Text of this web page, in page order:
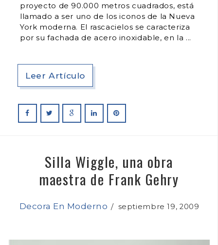
proyecto de 90.000 metros cuadrados, está
llamado a ser uno de los iconos de la Nueva
York moderna. El rascacielos se caracteriza
por su fachada de acero inoxidable, en la
Leer Artículo
Silla Wiggle, una obra
maestra de Frank Gehry
Decora En Moderno /septiembre 19, 2009